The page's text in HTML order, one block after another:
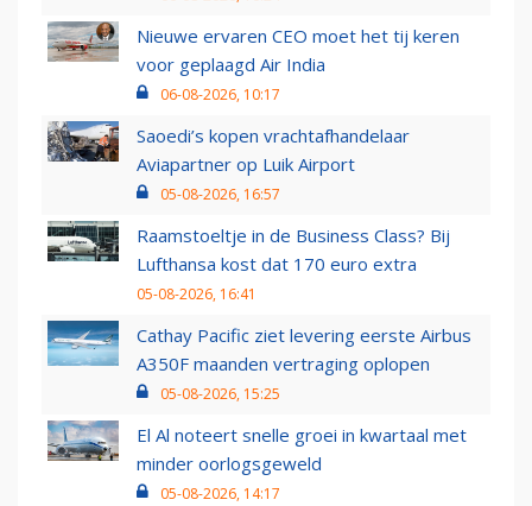
Nieuwe ervaren CEO moet het tij keren
voor geplaagd Air India
06-08-2026, 10:17
Saoedi’s kopen vrachtafhandelaar
Aviapartner op Luik Airport
05-08-2026, 16:57
Raamstoeltje in de Business Class? Bij
Lufthansa kost dat 170 euro extra
05-08-2026, 16:41
Cathay Pacific ziet levering eerste Airbus
A350F maanden vertraging oplopen
05-08-2026, 15:25
El Al noteert snelle groei in kwartaal met
minder oorlogsgeweld
05-08-2026, 14:17